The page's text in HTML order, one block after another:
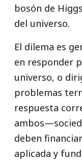
bosón de
del universo.
El dilema es
en responder
universo, o
problemas
respuesta
deben
aplicada y